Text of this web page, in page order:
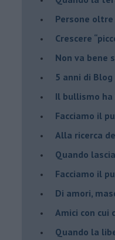
​Persone oltre
​Crescere
Non va bene
​5 anni di Blog
​Il bullismo ha
Facciamo il
​Alla ricerca
​Quando
Facciamo il
Di amori,
​Amici con cui
​Quando la